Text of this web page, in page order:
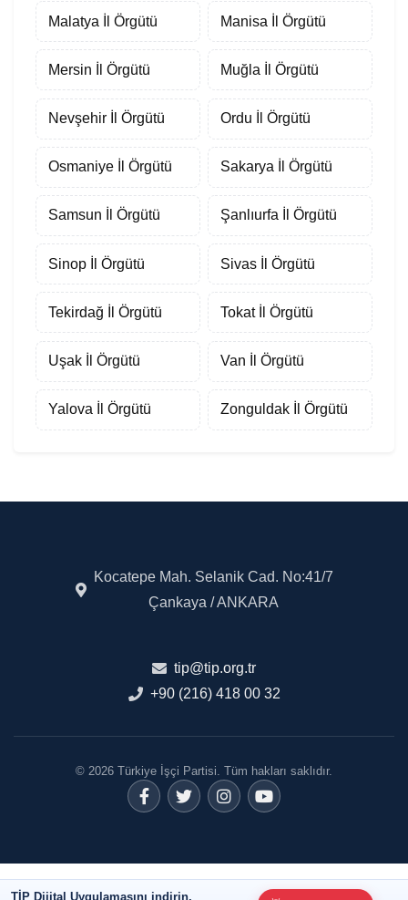
TİP Dijital Uygulamasını indirin,
Malatya İl Örgütü Manisa İl Örgütü
Mersin İl Örgütü Muğla İl Örgütü
Nevşehir İl Örgütü Ordu İl Örgütü
Osmaniye İl Örgütü Sakarya İl Örgütü
Samsun İl Örgütü Şanlıurfa İl Örgütü
Sinop İl Örgütü Sivas İl Örgütü
Tekirdağ İl Örgütü Tokat İl Örgütü
Uşak İl Örgütü Van İl Örgütü
Yalova İl Örgütü Zonguldak İl Örgütü
Kocatepe Mah. Selanik Cad. No:41/7
Çankaya / ANKARA
tip@tip.org.tr
+90 (216) 418 00 32
© 2026 Türkiye İşçi Partisi. Tüm hakları saklıdır.